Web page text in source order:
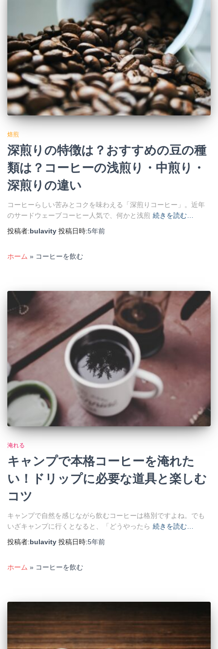
焙煎
深煎りの特徴は？おすすめの豆の種
類は？コーヒーの浅煎り・中煎り・
深煎りの違い
コーヒーらしい苦みとコクを味わえる「深煎りコーヒー」。近年
のサードウェーブコーヒー人気で、何かと浅煎 続きを読む…
投稿者:bulavity 投稿日時:5年前
ホーム » コーヒーを飲む
淹れる
キャンプで本格コーヒーを淹れた
い！ドリップに必要な道具と楽しむ
コツ
キャンプで自然を感じながら飲むコーヒーは格別ですよね。でも
いざキャンプに行くとなると、「どうやったら 続きを読む…
投稿者:bulavity 投稿日時:5年前
ホーム » コーヒーを飲む